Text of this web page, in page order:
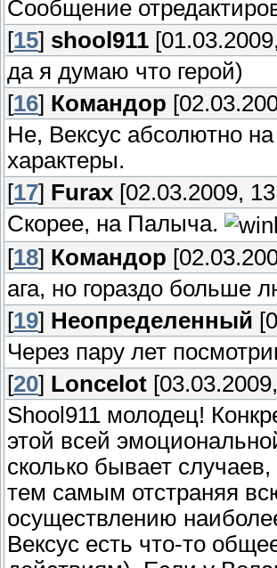
Сообщение
[15] shool911
да я думаю что герой)
[16] Командор
Не, Вексус абсолютно
характеры.
[17] Furax [02.03.2009,
Скорее, на Палыча.
[18] Командор
ага, но гораздо больше
[19] Неопределенный
Через пару лет
[20] Loncelot
Shool911 молодец!
этой всей
сколько бывает
тем самым отстраняя
осуществлению
Вексус есть что-то